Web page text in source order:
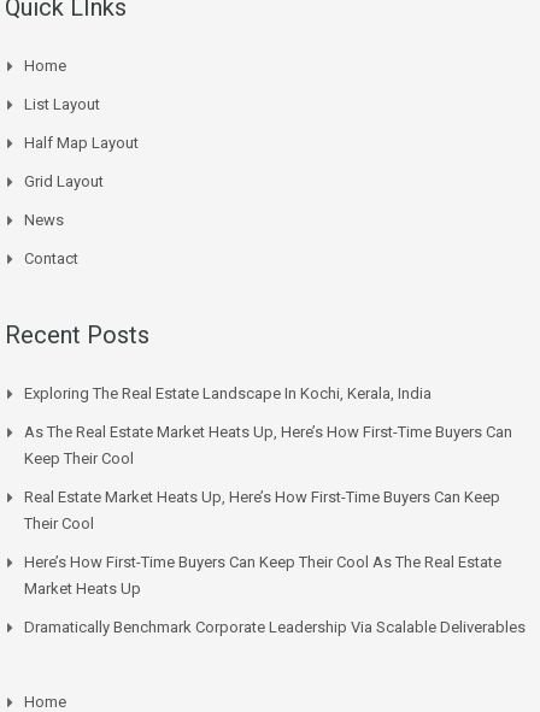
Quick LInks
Home
List Layout
Half Map Layout
Grid Layout
News
Contact
Recent Posts
Exploring The Real Estate Landscape In Kochi, Kerala, India
As The Real Estate Market Heats Up, Here’s How First-Time Buyers Can
Keep Their Cool
Real Estate Market Heats Up, Here’s How First-Time Buyers Can Keep
Their Cool
Here’s How First-Time Buyers Can Keep Their Cool As The Real Estate
Market Heats Up
Dramatically Benchmark Corporate Leadership Via Scalable Deliverables
Home